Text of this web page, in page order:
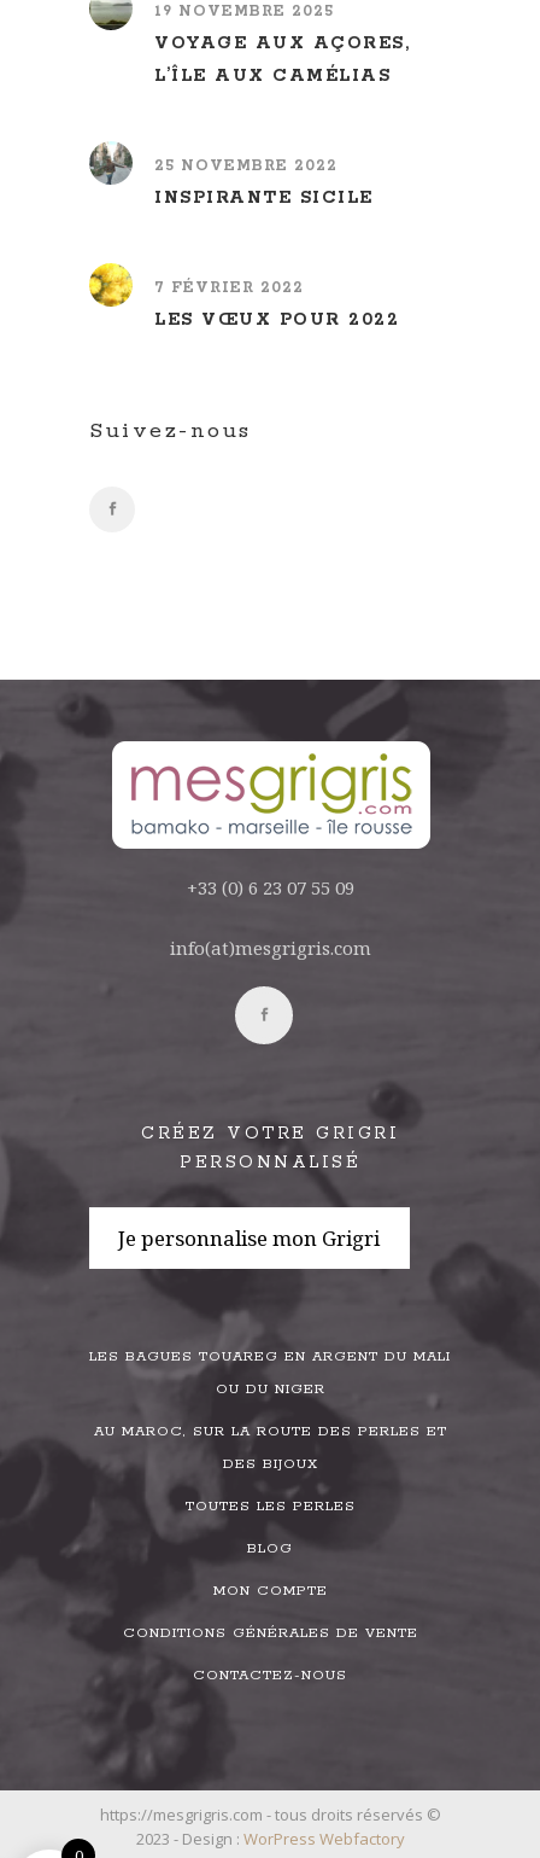
19 NOVEMBRE 2025
VOYAGE AUX AÇORES,
L’ÎLE AUX CAMÉLIAS
25 NOVEMBRE 2022
INSPIRANTE SICILE
7 FÉVRIER 2022
LES VŒUX POUR 2022
Suivez-nous
+33 (0) 6 23 07 55 09
info(at)mesgrigris.com
CRÉEZ VOTRE GRIGRI
PERSONNALISÉ
Je personnalise mon Grigri
LES BAGUES TOUAREG EN ARGENT DU MALI
OU DU NIGER
AU MAROC, SUR LA ROUTE DES PERLES ET
DES BIJOUX
TOUTES LES PERLES
BLOG
MON COMPTE
CONDITIONS GÉNÉRALES DE VENTE
CONTACTEZ-NOUS
https://mesgrigris.com - tous droits réservés ©
2023 - Design : WorPress Webfactory